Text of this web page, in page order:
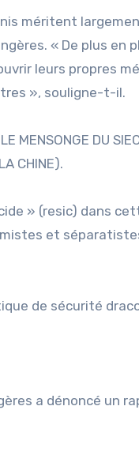
méritent
« De plus en
leurs propres
», souligne-t-il.
MENSONGE DU
CHINE).
» (resic) dans
et
de sécurité
a dénoncé un